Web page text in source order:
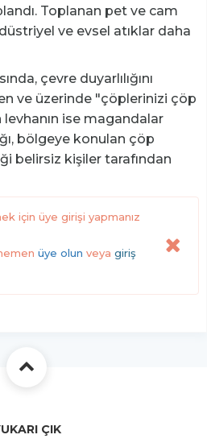
Toplanan pet ve cam
ve evsel atıklar daha
çevre duyarlılığını
ve üzerinde "çöplerinizi çöp
levhanın ise magandalar
bölgeye konulan çöp
belirsiz kişiler tarafından
için üye girişi yapmanız
üye olun veya giriş
ÇIK